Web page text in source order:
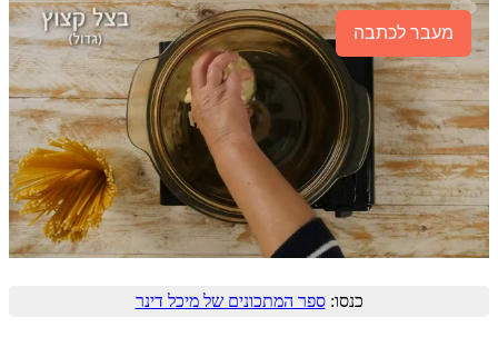
מעבר לכתבה
כנסו:ספר המתכונים של מיכל דינר